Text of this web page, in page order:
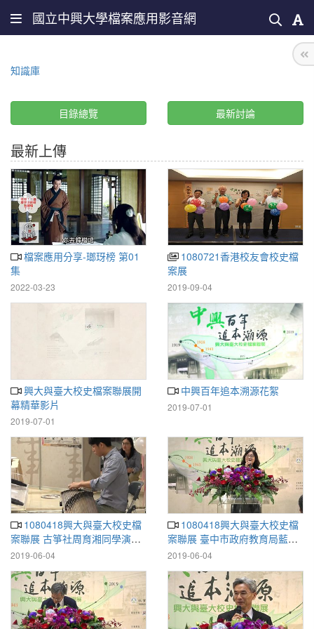
國立中興大學檔案應用影音網
知識庫
目錄總覽 最新討論
最新上傳
檔案應用分享-瑯玡榜 第01
集
2022-03-23
1080721香港校友會校史檔
案展
2019-09-04
興大與臺大校史檔案聯展開
幕精華影片
2019-07-01
中興百年追本溯源花絮
2019-07-01
1080418興大與臺大校史檔
案聯展 古箏社周育湘同學演奏
「瀏陽河」
2019-06-04
1080418興大與臺大校史檔
案聯展 臺中市政府教育局藍淑
美督學致詞
2019-06-04